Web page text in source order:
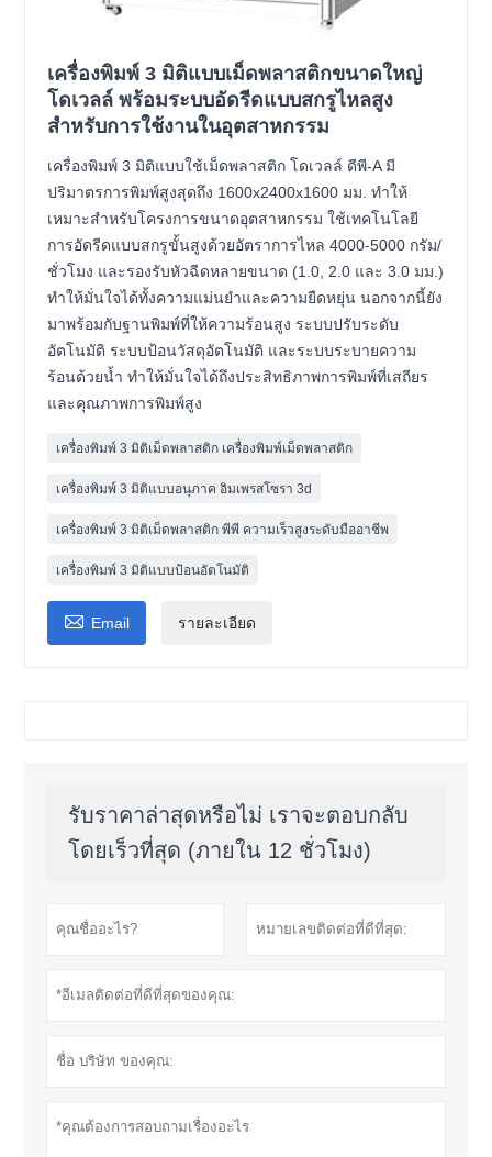
เครื่องพิมพ์ 3 มิติแบบเม็ดพลาสติกขนาดใหญ่
โดเวลล์ พร้อมระบบอัดรีดแบบสกรูไหลสูง
สำหรับการใช้งานในอุตสาหกรรม
เครื่องพิมพ์ 3 มิติแบบใช้เม็ดพลาสติก โดเวลล์ ดีพี-A มี
ปริมาตรการพิมพ์สูงสุดถึง 1600x2400x1600 มม. ทำให้
เหมาะสำหรับโครงการขนาดอุตสาหกรรม ใช้เทคโนโลยี
การอัดรีดแบบสกรูขั้นสูงด้วยอัตราการไหล 4000-5000 กรัม/
ชั่วโมง และรองรับหัวฉีดหลายขนาด (1.0, 2.0 และ 3.0 มม.)
ทำให้มั่นใจได้ทั้งความแม่นยำและความยืดหยุ่น นอกจากนี้ยัง
มาพร้อมกับฐานพิมพ์ที่ให้ความร้อนสูง ระบบปรับระดับ
อัตโนมัติ ระบบป้อนวัสดุอัตโนมัติ และระบบระบายความ
ร้อนด้วยน้ำ ทำให้มั่นใจได้ถึงประสิทธิภาพการพิมพ์ที่เสถียร
และคุณภาพการพิมพ์สูง
เครื่องพิมพ์ 3 มิติเม็ดพลาสติก เครื่องพิมพ์เม็ดพลาสติก
เครื่องพิมพ์ 3 มิติแบบอนุภาค อิมเพรสโซรา 3d
เครื่องพิมพ์ 3 มิติเม็ดพลาสติก พีพี ความเร็วสูงระดับมืออาชีพ
เครื่องพิมพ์ 3 มิติแบบป้อนอัตโนมัติ
 Email รายละเอียด
รับราคาล่าสุดหรือไม่ เราจะตอบกลับ
โดยเร็วที่สุด (ภายใน 12 ชั่วโมง)